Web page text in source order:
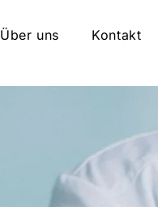
Über uns Kontakt